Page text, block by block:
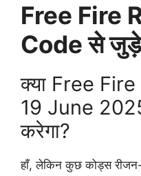
Free Fire
Code से
क्या Free
19 June
करेगा?
हाँ, लेकिन कुछ कोड्स